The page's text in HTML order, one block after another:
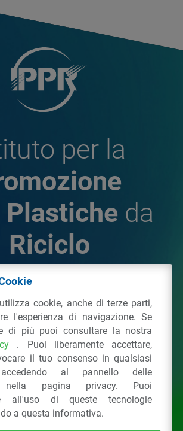
per la
Plastiche da
Riciclo
Plastiche da Riciclo
C.F. 97381090154
36 20123Milano (MI)
Tel.: 02 43928225.
Privacy Policy &Cookie
cookie, anche di terze parti,
l'esperienza di navigazione. Se
di più puoi consultare la nostra
. Puoi liberamente accettare,
il tuo consenso in qualsiasi
al pannello delle
nella pagina privacy. Puoi
all'uso di queste tecnologie
a questa informativa.